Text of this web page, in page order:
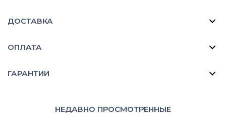
ДОСТАВКА
ОПЛАТА
ГАРАНТИИ
НЕДАВНО ПРОСМОТРЕННЫЕ